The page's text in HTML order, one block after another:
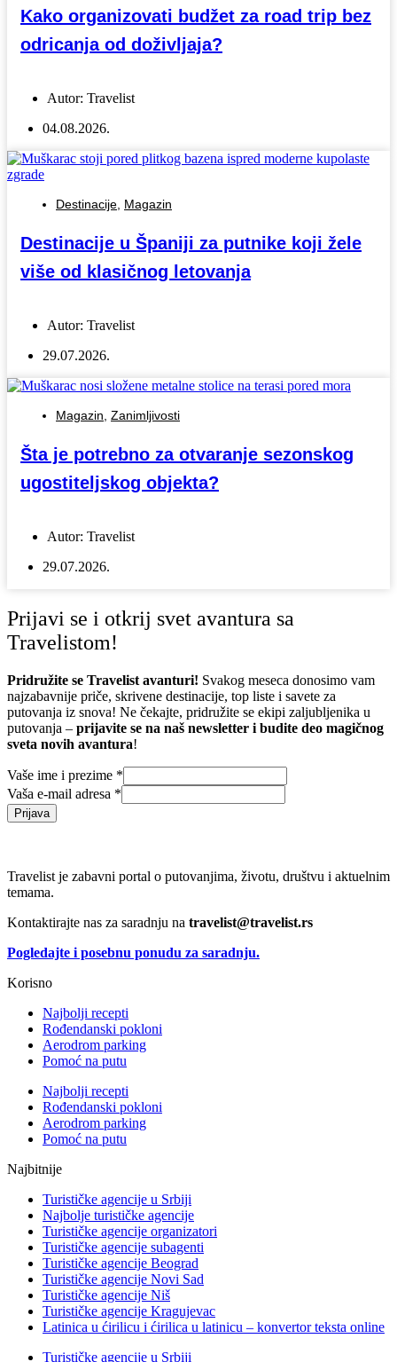
Kako organizovati budžet za road trip bez
odricanja od doživljaja?
Autor: Travelist
04.08.2026.
Destinacije, Magazin
Destinacije u Španiji za putnike koji žele
više od klasičnog letovanja
Autor: Travelist
29.07.2026.
Magazin, Zanimljivosti
Šta je potrebno za otvaranje sezonskog
ugostiteljskog objekta?
Autor: Travelist
29.07.2026.
Prijavi se i otkrij svet avantura sa
Travelistom!
Pridružite se Travelist avanturi! Svakog meseca donosimo vam
najzabavnije priče, skrivene destinacije, top liste i savete za
putovanja iz snova! Ne čekajte, pridružite se ekipi zaljubljenika u
putovanja – prijavite se na naš newsletter i budite deo magičnog
sveta novih avantura!
Vaše ime i prezime *
Vaša e-mail adresa *
Prijava
Travelist je zabavni portal o putovanjima, životu, društvu i aktuelnim
temama.
Kontaktirajte nas za saradnju na travelist@travelist.rs
Pogledajte i posebnu ponudu za saradnju.
Korisno
Najbolji recepti
Rođendanski pokloni
Aerodrom parking
Pomoć na putu
Najbolji recepti
Rođendanski pokloni
Aerodrom parking
Pomoć na putu
Najbitnije
Turističke agencije u Srbiji
Najbolje turističke agencije
Turističke agencije organizatori
Turističke agencije subagenti
Turističke agencije Beograd
Turističke agencije Novi Sad
Turističke agencije Niš
Turističke agencije Kragujevac
Latinica u ćirilicu i ćirilica u latinicu – konvertor teksta online
Turističke agencije u Srbiji